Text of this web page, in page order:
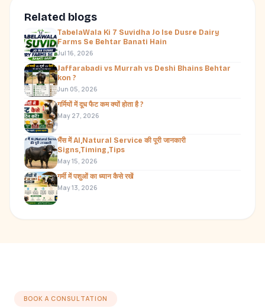
Related blogs
TabelaWala Ki 7 Suvidha Jo Ise Dusre Dairy
Farms Se Behtar Banati Hain
Jul 16, 2026
Jaffarabadi vs Murrah vs Deshi Bhains Behtar
kon ?
Jun 05, 2026
गर्मियों में दूध फैट कम क्यों होता है ?
May 27, 2026
भैंस में AI,Natural Service की पूरी जानकारी
Signs,Timing,Tips
May 15, 2026
गर्मी में पशुओं का ध्यान कैसे रखें
May 13, 2026
BOOK A CONSULTATION